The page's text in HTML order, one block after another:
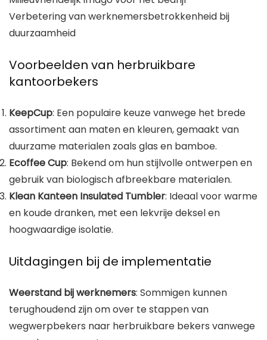
Verbetering van werknemersbetrokkenheid bij
duurzaamheid
Voorbeelden van herbruikbare
kantoorbekers
KeepCup: Een populaire keuze vanwege het brede
assortiment aan maten en kleuren, gemaakt van
duurzame materialen zoals glas en bamboe.
Ecoffee Cup: Bekend om hun stijlvolle ontwerpen en
gebruik van biologisch afbreekbare materialen.
Klean Kanteen Insulated Tumbler: Ideaal voor warme
en koude dranken, met een lekvrije deksel en
hoogwaardige isolatie.
Uitdagingen bij de implementatie
Weerstand bij werknemers: Sommigen kunnen
terughoudend zijn om over te stappen van
wegwerpbekers naar herbruikbare bekers vanwege